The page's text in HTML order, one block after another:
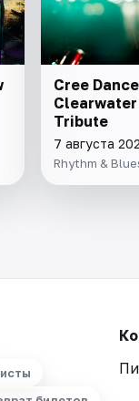
Cree
Tribute
7 августа
Rhythm &